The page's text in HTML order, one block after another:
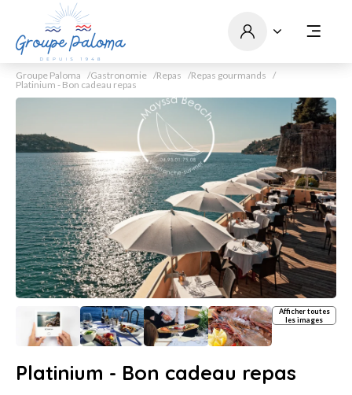
Groupe Paloma Gastronomie Repas
Repas gourmands
Platinium - Bon cadeau repas
Afficher toutes
les images
Platinium - Bon cadeau repas